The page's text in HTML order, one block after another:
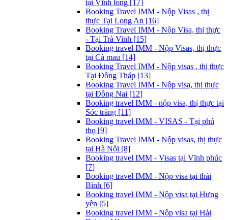
tại Vĩnh long [17]
Booking Travel IMM - Nộp Visas , thị
thực Tại Long An [16]
Booking Travel IMM - Nộp Visa, thị thực
- Tại Trà Vinh [15]
Booking travel IMM - Nộp Visas, thị thực
tại Cà mau [14]
Booking Travel IMM - Nộp visas , thị thực
Tại Đồng Tháp [13]
Booking Travel IMM - Nộp visa, thị thực
tại Đồng Nai [12]
Booking travel IMM - nộp visa, thị thực tại
Sóc trăng [11]
Booking travel IMM - VISAS - Tại phú
thọ [9]
Booking Travel IMM - Nộp visas, thị thực
tại Hà Nội [8]
Booking travel IMM - Visas tại Vĩnh phúc
[7]
Booking travel IMM - Nộp visa tại thái
Bình [6]
Booking travel IMM - Nộp visa tại Hưng
yên [5]
Booking travel IMM - Nộp visa tại Hải